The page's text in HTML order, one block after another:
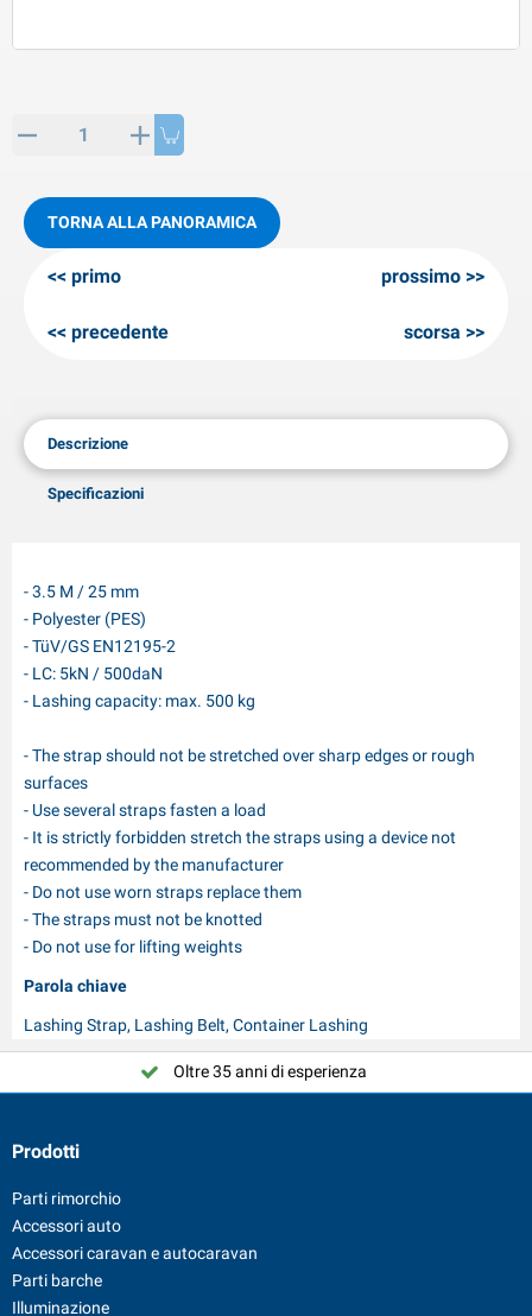
TORNA ALLA PANORAMICA
primo
precedente
prossimo
scorsa
Descrizione
Specificazioni
- 3.5 M / 25 mm
- Polyester (PES)
- TüV/GS EN12195-2
- LC: 5kN / 500daN
- Lashing capacity: max. 500 kg
- The strap should not be stretched over sharp edges or rough
surfaces
- Use several straps fasten a load
- It is strictly forbidden stretch the straps using a device not
recommended by the manufacturer
- Do not use worn straps replace them
- The straps must not be knotted
- Do not use for lifting weights
Parola chiave
Lashing Strap, Lashing Belt, Container Lashing
Oltre 35 anni di esperienza
Prodotti
Parti rimorchio
Accessori auto
Accessori caravan e autocaravan
Parti barche
Illuminazione